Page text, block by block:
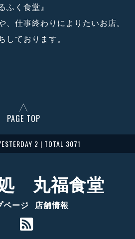
ふく食堂』
、仕事終わりによりたいお店。
しております。
PAGE TOP
2 | TOTAL 3071
丸福食堂
ページ 店舗情報